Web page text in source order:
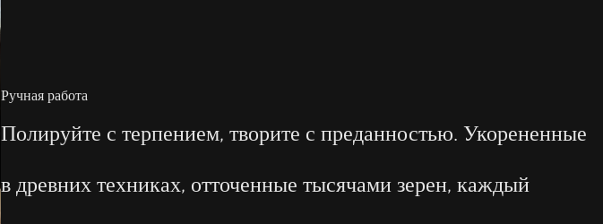
Ручная работа
Полируйте с терпением, творите с преданностью. Укорененные
в древних техниках, отточенные тысячами зерен, каждый